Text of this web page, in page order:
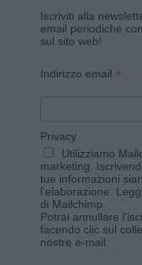
Iscriviti alla
email periodiche
sul sito web!
Indirizzo email *
Privacy
Utilizziamo
marketing.
tue informazioni
l'elaborazione.
di Mailchimp.
Potrai annullare
facendo clic sul
nostre e-mail.